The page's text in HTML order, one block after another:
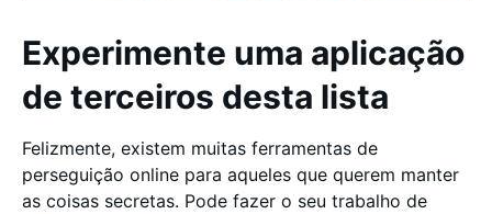
Experimente uma aplicação
de terceiros desta lista
Felizmente, existem muitas ferramentas de
perseguição online para aqueles que querem manter
as coisas secretas. Pode fazer o seu trabalho de